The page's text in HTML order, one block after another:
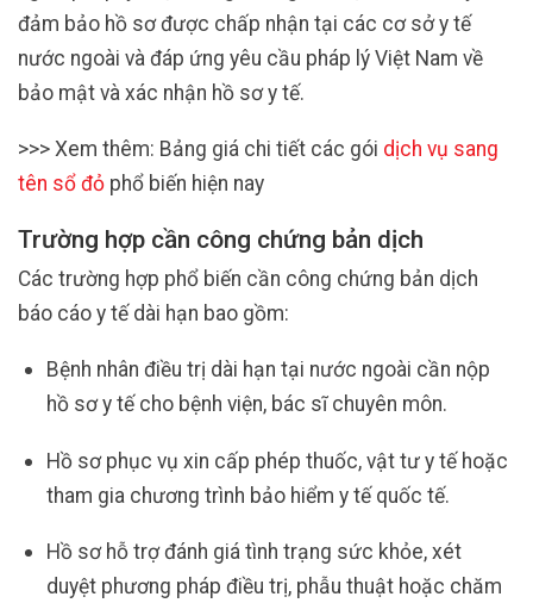
đảm bảo hồ sơ được chấp nhận tại các cơ sở y tế
nước ngoài và đáp ứng yêu cầu pháp lý Việt Nam về
bảo mật và xác nhận hồ sơ y tế.
>>> Xem thêm: Bảng giá chi tiết các gói dịch vụ sang
tên sổ đỏ phổ biến hiện nay
Trường hợp cần công chứng bản dịch
Các trường hợp phổ biến cần công chứng bản dịch
báo cáo y tế dài hạn bao gồm:
Bệnh nhân điều trị dài hạn tại nước ngoài cần nộp
hồ sơ y tế cho bệnh viện, bác sĩ chuyên môn.
Hồ sơ phục vụ xin cấp phép thuốc, vật tư y tế hoặc
tham gia chương trình bảo hiểm y tế quốc tế.
Hồ sơ hỗ trợ đánh giá tình trạng sức khỏe, xét
duyệt phương pháp điều trị, phẫu thuật hoặc chăm